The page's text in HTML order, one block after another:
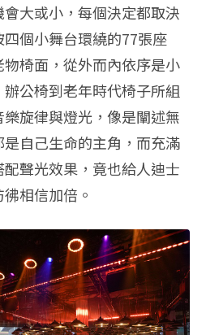
大或小，每個決定都取決
個小舞台環繞的77張座
椅面，從外而內依序是小
公椅到老年時代椅子所組
旋律與燈光，像是闡述無
自己生命的主角，而充滿
聲光效果，竟也給人迪士
相信加倍。